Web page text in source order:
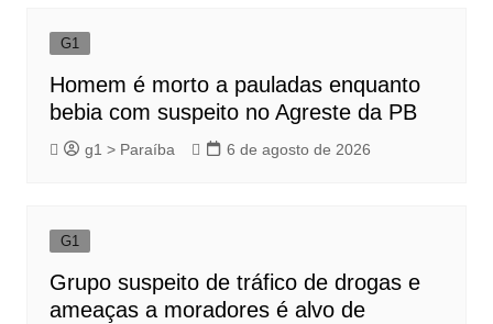
G1
Homem é morto a pauladas enquanto
bebia com suspeito no Agreste da PB
g1 > Paraíba 6 de agosto de 2026
G1
Grupo suspeito de tráfico de drogas e
ameaças a moradores é alvo de